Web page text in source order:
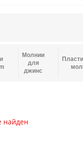
Молнии
для
джинс
найден